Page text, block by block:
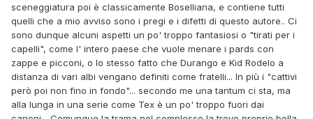
sceneggiatura poi è classicamente Boselliana, e contiene tutti
quelli che a mio avviso sono i pregi e i difetti di questo autore.. Ci
sono dunque alcuni aspetti un po' troppo fantasiosi o "tirati per i
capelli", come l' intero paese che vuole menare i pards con
zappe e picconi, o lo stesso fatto che Durango e Kid Rodelo a
distanza di vari albi vengano definiti come fratelli... In più i "cattivi
però poi non fino in fondo"... secondo me una tantum ci sta, ma
alla lunga in una serie come Tex è un po' troppo fuori dai